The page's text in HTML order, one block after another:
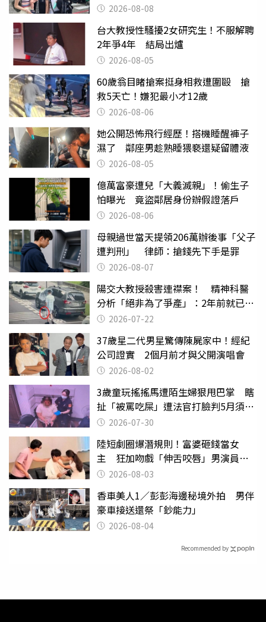
2026-08-08
台大教授性騷擾2女研究生！不服解聘
2年爭4年 結局出爐
2026-08-05
60歲翁目睹搶案挺身相救遭圍毆 搶
救5天亡！嫌犯最小才12歲
2026-08-06
她公開恐怖飛行經歷！搭機睡醒褲子
濕了 鄰座男趁熟睡猥褻還疑留體液
2026-08-05
億萬富豪遭兒「大義滅親」！偷生子
怕曝光 竟盜鄰居身份辦假證落戶
2026-08-06
母親過世當天提領206萬辦後事「父子
遭判刑」 律師：搶錢先下手是罪
2026-08-07
陽交大教授殺害連襟案！ 精神科醫
分析「絕非為了爭產」：2年前就已言
行詭異
2026-07-22
37歲星二代男星驚傳陳屍家中！經紀
公司證實 2個月前才與父開演唱會
2026-08-02
3歲童玩搖搖馬遭陌生婦狠甩巴掌 瞎
扯「被罵吃屎」遭法官打臉判5月須入
監 2026-07-30
陸短劇圈爆潛規則！富婆砸錢當女
主 狂加吻戲「伸舌咬唇」男演員崩
潰 2026-08-03
香車美人1／彭彭海邊秘境外拍 男伴
豪車接送還祭「鈔能力」
2026-08-04
Recommended by